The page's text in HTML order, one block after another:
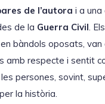
de l’autora i a una
de la Guerra Civil.
bàndols oposats, van
amb respecte i sentit
persones, sovint,
la història.